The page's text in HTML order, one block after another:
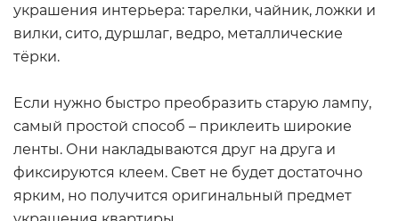
украшения интерьера: тарелки, чайник, ложки и
вилки, сито, дуршлаг, ведро, металлические
тёрки.
Если нужно быстро преобразить старую лампу,
самый простой способ – приклеить широкие
ленты. Они накладываются друг на друга и
фиксируются клеем. Свет не будет достаточно
ярким, но получится оригинальный предмет